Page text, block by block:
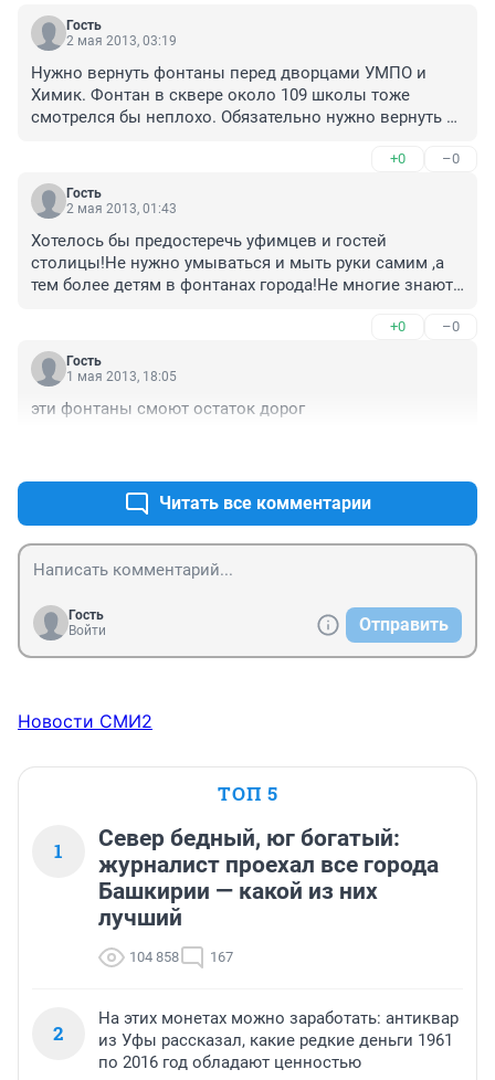
Гость
2 мая 2013, 03:19
Нужно вернуть фонтаны перед дворцами УМПО и
Химик. Фонтан в сквере около 109 школы тоже
смотрелся бы неплохо. Обязательно нужно вернуть
строительство украло у людей один из красивейших
фонтанов Уфы.
+0 –0
Гость
2 мая 2013, 01:43
Хотелось бы предостеречь уфимцев и гостей
столицы!Не нужно умываться и мыть руки самим ,а
тем более детям в фонтанах города!Не многие знают
является чистой, а циркулирует из чаш фонтана через
насосы обратно в форсунки!Качество воды оставляет
желать лучшего!Заливка как правило производится в
происходит добавка раз в неделю!Будьте
+0 –0
Гость
1 мая 2013, 18:05
эти фонтаны смоют остаток дорог
Читать все комментарии
Гость
Войти
Отправить
Новости СМИ2
ТОП 5
1
Север бедный, юг богатый:
журналист проехал все города
Башкирии — какой из них
лучший
104 858 167
2
На этих монетах можно заработать: антиквар
из Уфы рассказал, какие редкие деньги 1961
по 2016 год обладают ценностью